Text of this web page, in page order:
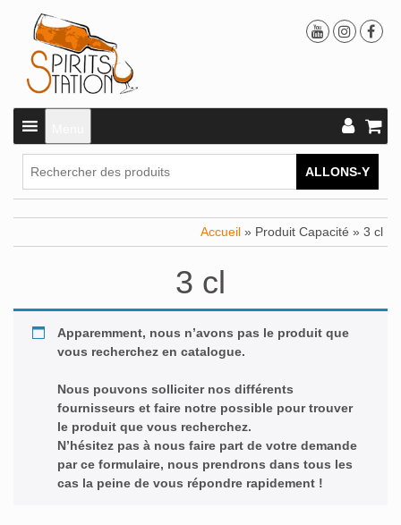
ALLONS-Y
Accueil » Produit Capacité » 3 cl
3 cl
Apparemment, nous n’avons pas le produit que
vous recherchez en catalogue.
Nous pouvons solliciter nos différents
fournisseurs et faire notre possible pour trouver
le produit que vous recherchez.
N’hésitez pas à nous faire part de votre demande
par ce formulaire, nous prendrons dans tous les
cas la peine de vous répondre rapidement !